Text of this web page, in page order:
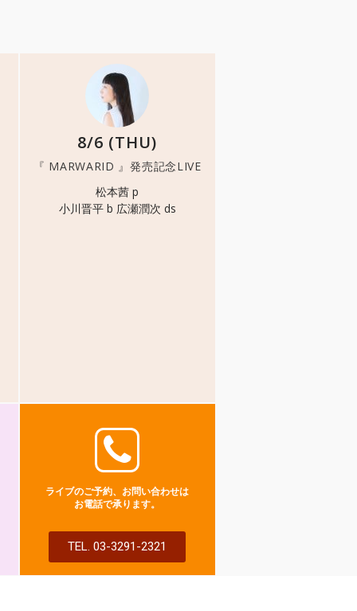
8/6 (THU)
『 MARWARID 』発売記念LIVE
松本茜 p
小川晋平 b 広瀬潤次 ds
ライブのご予約、お問い合わせは
お電話で承ります。
TEL. 03-3291-2321